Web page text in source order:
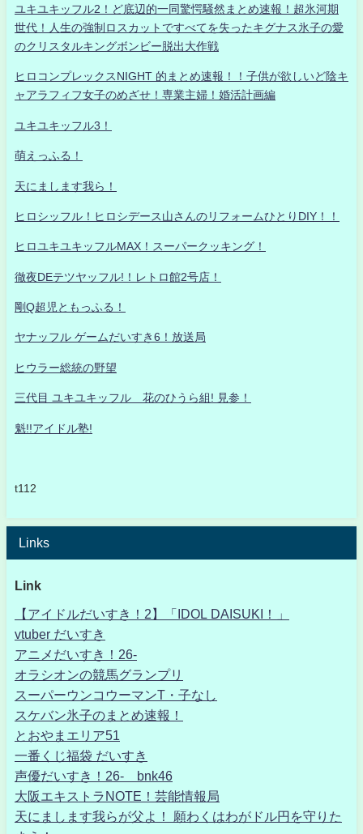
ユキユキッフル2！ど底辺的一同驚愕騒然まとめ速報！超氷河期
世代！人生の強制ロスカットですべてを失ったキグナス氷子の愛
のクリスタルキングボンビー脱出大作戦
ヒロコンプレックスNIGHT 的まとめ速報！！子供が欲しいど陰キ
ャアラフィフ女子のめざせ！専業主婦！婚活計画編
ユキユキッフル3！
萌えっふる！
天にまします我ら！
ヒロシッフル！ヒロシデース山さんのリフォームひとりDIY！！
ヒロユキユキッフルMAX！スーパークッキング！
徹夜DEテツヤッフル!！レトロ館2号店！
剛Q超児ともっふる！
ヤナッフル ゲームだいすき6！放送局
ヒウラー総統の野望
三代目 ユキユキッフル 花のひうら組! 見参！
魁!!アイドル塾!
t112
Links
Link
【アイドルだいすき！2】「IDOL DAISUKI！」
vtuber だいすき
アニメだいすき！26-
オラシオンの競馬グランプリ
スーパーウンコウーマンT・子なし
スケバン氷子のまとめ速報！
とおやまエリア51
一番くじ福袋 だいすき
声優だいすき！26- bnk46
大阪エキストラNOTE！芸能情報局
天にまします我らが父よ！ 願わくはわがドル円を守りた